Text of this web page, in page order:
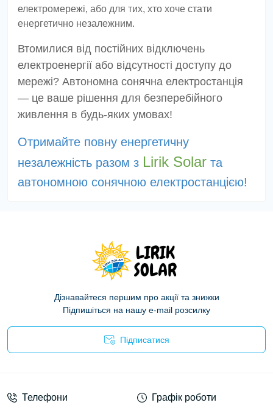
електромережі, або для тих, хто хоче стати
енергетично незалежним.
Втомилися від постійних відключень
електроенергії або відсутності доступу до
мережі? Автономна сонячна електростанція
— це ваше рішення для безперебійного
живлення в будь-яких умовах!
Отримайте повну енергетичну
незалежність разом з Lirik Solar та
автономною сонячною електростанцією!
Дізнавайтеся першим про акції та знижки
Підпишіться на нашу e-mail розсилку
Підписатися
Телефони Графік роботи